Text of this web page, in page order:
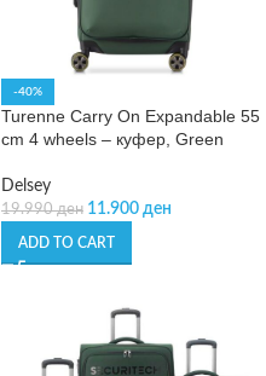
-40%
Turenne Carry On Expandable 55
cm 4 wheels – куфер, Green
Delsey
19.990ден 11.900 ден
ADD TO CART